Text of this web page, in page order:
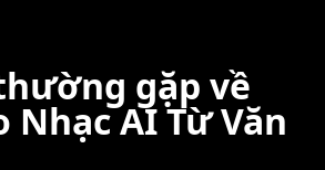
gặp về
Nhạc AI Từ Văn